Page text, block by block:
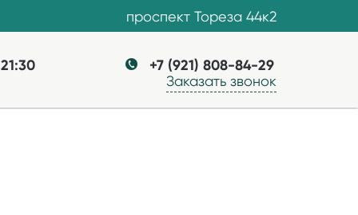
проспект Тореза 44к2
+7 (921) 808-84-29
Заказать звонок